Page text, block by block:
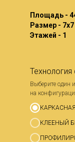
Площадь -
Размер - 7x7
Этажей - 1
Технология
Выберите один
на
КЛЕЕНЫЙ